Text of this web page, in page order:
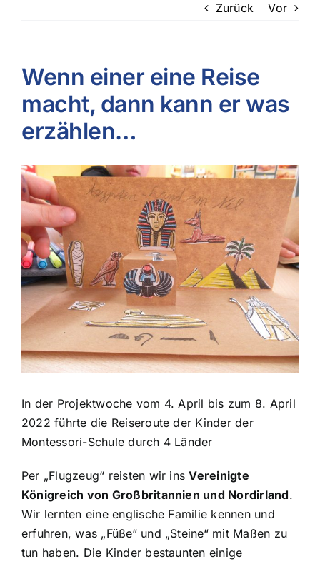
Zurück Vor
Wenn einer eine Reise
macht, dann kann er was
erzählen…
Zeige
grösseres
Bild
In der Projektwoche vom 4. April bis zum 8. April
2022 führte die Reiseroute der Kinder der
Montessori-Schule durch 4 Länder
Per „Flugzeug“ reisten wir insVereinigte
Königreich von Großbritannien und Nordirland.
Wir lernten eine englische Familie kennen und
erfuhren, was „Füße“ und „Steine“ mit Maßen zu
tun haben. Die Kinder bestaunten einige